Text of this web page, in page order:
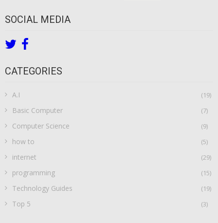
SOCIAL MEDIA
CATEGORIES
A.I (19)
Basic Computer (7)
Computer Science (9)
how to (5)
internet (29)
programming (15)
Technology Guides (19)
Top 5 (3)